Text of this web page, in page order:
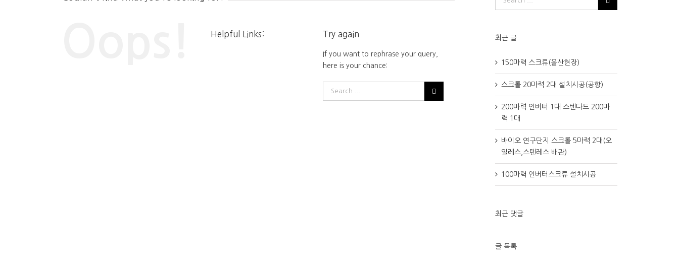
Helpful Links: Try again
If you want to rephrase your query,
here is your chance:
최근 글
150마력 스크류(울산현장)
스크롤 20마력 2대 설치시공(공항)
200마력 인버터 1대 스텐다드 200마
력 1대
바이오 연구단지 스크롤 5마력 2대(오
일레스,스텐레스 배관)
100마력 인버터스크류 설치시공
최근 댓글
글 목록